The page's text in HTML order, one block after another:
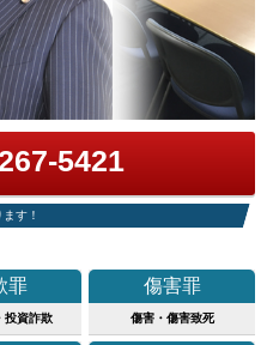
5421
す！
罪
投資詐欺
傷害罪
傷害・傷害致死